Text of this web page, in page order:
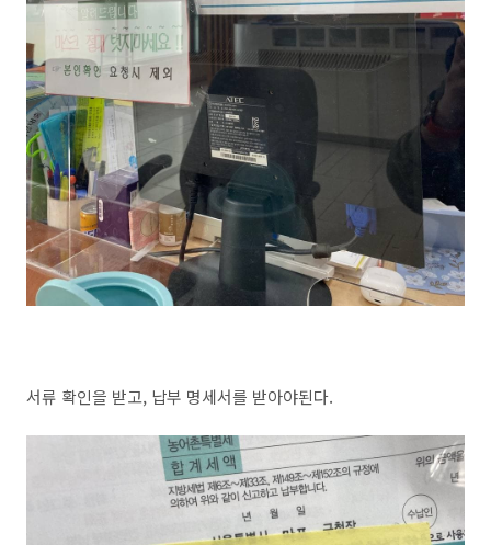
서류 확인을 받고, 납부 명세서를 받아야된다.